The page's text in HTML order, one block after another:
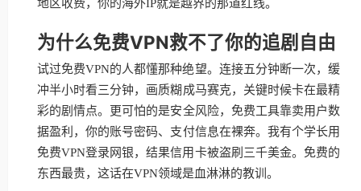
地区收费，你的海外IP就是越界的那道红线。
为什么免费VPN救不了你的追剧自由
试过免费VPN的人都懂那种绝望。连接五分钟断一次，缓
冲半小时看三分钟，画质糊成马赛克，关键时候卡在最精
彩的剧情点。更可怕的是安全风险，免费工具靠卖用户数
据盈利，你的账号密码、支付信息在裸奔。我有个学长用
免费VPN登录网银，结果信用卡被盗刷三千美金。免费的
东西最贵，这话在VPN领域是血淋淋的教训。